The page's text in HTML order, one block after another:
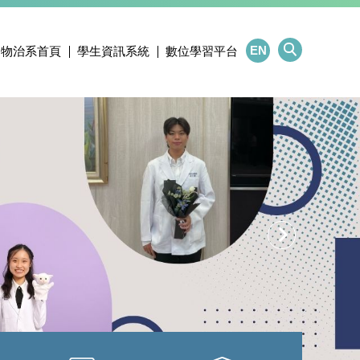
物治系首頁 學生資訊系統 數位學習平台 EN